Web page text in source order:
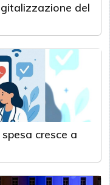
del
cresce a